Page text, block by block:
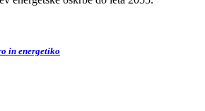
in energetiko